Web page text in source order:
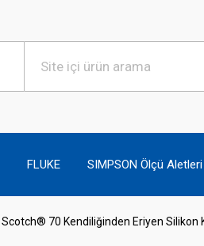
FLUKE SIMPSON Ölçü Aletleri
Scotch® 70 Kendiliğinden Eriyen Silikon